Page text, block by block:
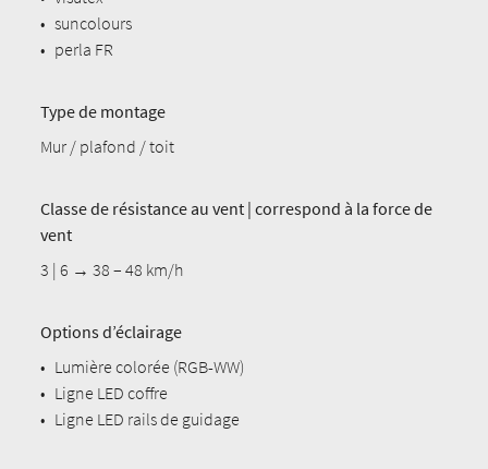
• suncolours
• perla FR
Type de montage
Mur / plafond / toit
Classe de résistance au vent | correspond à la force de
vent
3 | 6 → 38 – 48 km/h
Options d’éclairage
• Lumière colorée (RGB-WW)
• Ligne LED coffre
• Ligne LED rails de guidage